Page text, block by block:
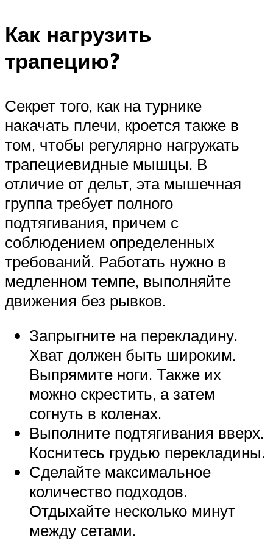
Как нагрузить
трапецию?
Секрет того, как на турнике
накачать плечи, кроется также в
том, чтобы регулярно нагружать
трапециевидные мышцы. В
отличие от дельт, эта мышечная
группа требует полного
подтягивания, причем с
соблюдением определенных
требований. Работать нужно в
медленном темпе, выполняйте
движения без рывков.
Запрыгните на перекладину.
Хват должен быть широким.
Выпрямите ноги. Также их
можно скрестить, а затем
согнуть в коленах.
Выполните подтягивания вверх.
Коснитесь грудью перекладины.
Сделайте максимальное
количество подходов.
Отдыхайте несколько минут
между сетами.